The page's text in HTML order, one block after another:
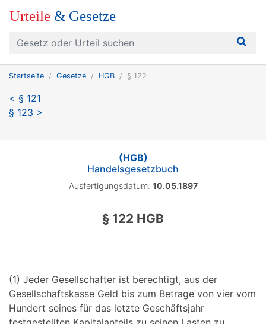
Urteile & Gesetze
Startseite Gesetze HGB § 122
< § 121
§ 123 >
(HGB)
Handelsgesetzbuch
Ausfertigungsdatum: 10.05.1897
§ 122 HGB
(1) Jeder Gesellschafter ist berechtigt, aus der
Gesellschaftskasse Geld bis zum Betrage von vier vom
Hundert seines für das letzte Geschäftsjahr